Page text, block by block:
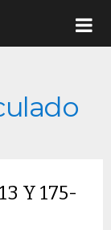
Y 175-